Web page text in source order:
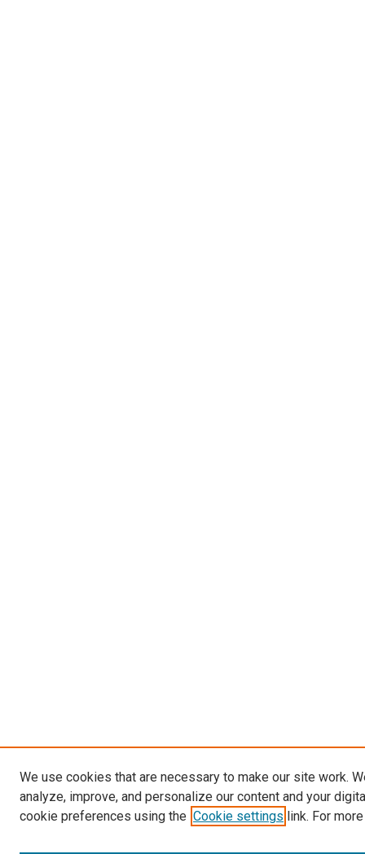
We use cookies that are necessary to make our site work.
analyze, improve, and personalize our content and your
cookie preferences using the Cookie settings link. For